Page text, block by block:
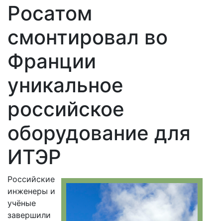
Росатом
смонтировал во
Франции
уникальное
российское
оборудование для
ИТЭР
Российские
инженеры и
учёные
завершили